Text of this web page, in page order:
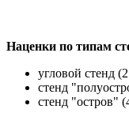
Наценки по типам
угловой стенд
стенд
стенд "остров"